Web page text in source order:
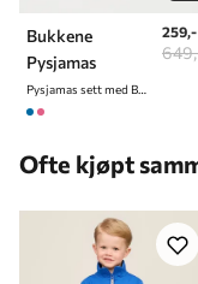
4 år 104 cm
5 år
7 år 122
128 cm
134 cm
Bukkene
Pysjamas
Pysjamas sett med Bukkene Bruse Print
259,-
Ofte kjøpt